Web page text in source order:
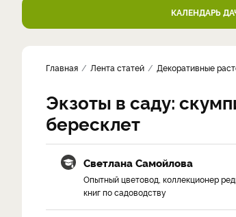
КАЛЕНДАРЬ
Главная Лента статей Декоративные
Экзоты в саду:
бересклет
Светлана Самойлова
Опытный цветовод, коллекционер
книг по садоводству